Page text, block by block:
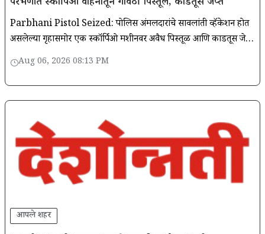
Parbhani Pistol Seized: पोलिस अंमलदारांचे सावलांती व्हॅकेशन होत
असलेल्या गृहासमोर एक स्कॉर्पिओ मशीनवर अवैध पिस्तूळ आणि काडतूस जेवून
आहेत. नए मोंढा गुन्हा दाखला करण्यात आला.
Aug 06, 2026 08:13 PM
आपले शहर